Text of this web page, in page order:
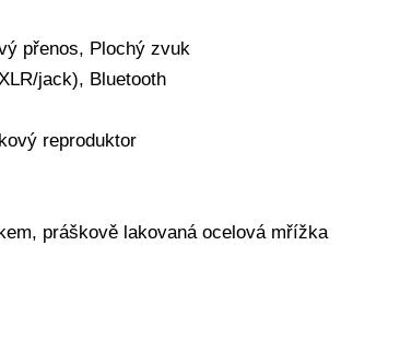
přenos, Plochý zvuk
jack), Bluetooth
reproduktor
práškově lakovaná ocelová mřížka